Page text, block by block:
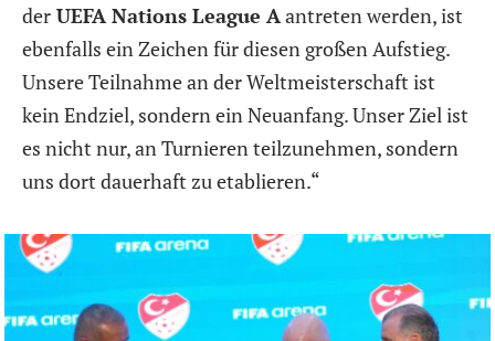
der UEFA Nations League Aantreten werden, ist
ebenfalls ein Zeichen für diesen großen Aufstieg.
Unsere Teilnahme an der Weltmeisterschaft ist
kein Endziel, sondern ein Neuanfang. Unser Ziel ist
es nicht nur, an Turnieren teilzunehmen, sondern
uns dort dauerhaft zu etablieren.“